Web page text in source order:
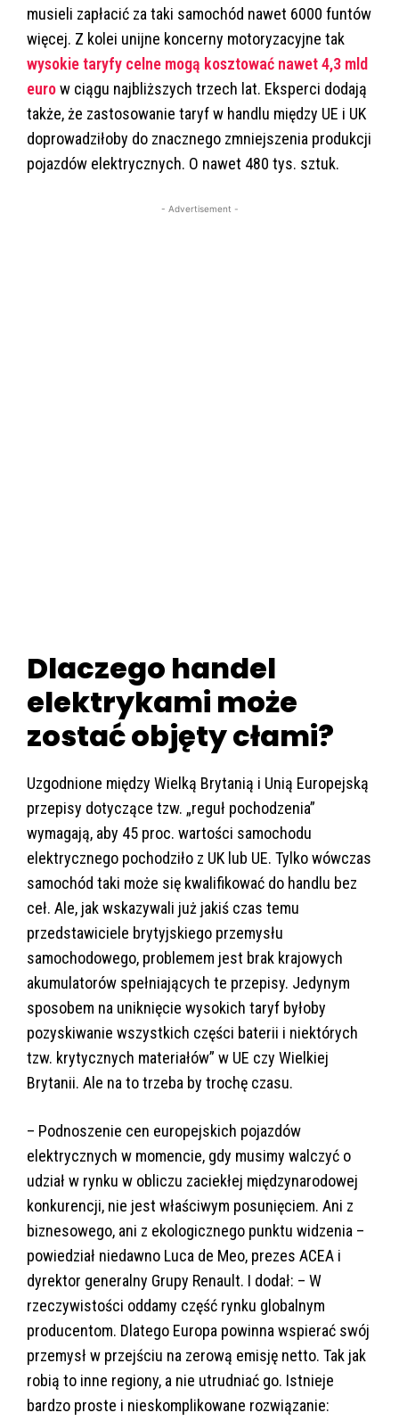
musieli zapłacić za taki samochód nawet 6000 funtów
więcej. Z kolei unijne koncerny motoryzacyjne tak
wysokie taryfy celne mogą kosztować nawet 4,3 mld
eurow ciągu najbliższych trzech lat. Eksperci dodają
także, że zastosowanie taryf w handlu między UE i UK
doprowadziłoby do znacznego zmniejszenia produkcji
pojazdów elektrycznych. O nawet 480 tys. sztuk.
- Advertisement -
Dlaczego handel
elektrykami może
zostać objęty cłami?
Uzgodnione między Wielką Brytanią i Unią Europejską
przepisy dotyczące tzw. „reguł pochodzenia”
wymagają, aby 45 proc. wartości samochodu
elektrycznego pochodziło z UK lub UE. Tylko wówczas
samochód taki może się kwalifikować do handlu bez
ceł. Ale, jak wskazywali już jakiś czas temu
przedstawiciele brytyjskiego przemysłu
samochodowego, problemem jest brak krajowych
akumulatorów spełniających te przepisy. Jedynym
sposobem na uniknięcie wysokich taryf byłoby
pozyskiwanie wszystkich części baterii i niektórych
tzw. krytycznych materiałów” w UE czy Wielkiej
Brytanii. Ale na to trzeba by trochę czasu.
– Podnoszenie cen europejskich pojazdów
elektrycznych w momencie, gdy musimy walczyć o
udział w rynku w obliczu zaciekłej międzynarodowej
konkurencji, nie jest właściwym posunięciem. Ani z
biznesowego, ani z ekologicznego punktu widzenia –
powiedział niedawno Luca de Meo, prezes ACEA i
dyrektor generalny Grupy Renault. I dodał: – W
rzeczywistości oddamy część rynku globalnym
producentom. Dlatego Europa powinna wspierać swój
przemysł w przejściu na zerową emisję netto. Tak jak
robią to inne regiony, a nie utrudniać go. Istnieje
bardzo proste i nieskomplikowane rozwiązanie: